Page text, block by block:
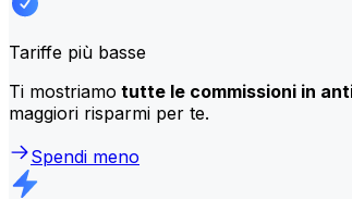
Tariffe più basse
Ti mostriamo tutte le commissioni in
maggiori risparmi per te.
Spendi meno